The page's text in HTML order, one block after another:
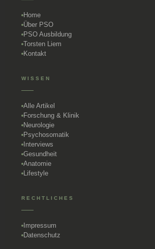
Home
Über PSO
PSO Ausbildung
Torsten Liem
Kontakt
WISSEN
Alle Artikel
Forschung & Klinik
Neurologie
Psychosomatik
Interviews
Gesundheit
Anatomie
Lifestyle
RECHTLICHES
Impressum
Datenschutz